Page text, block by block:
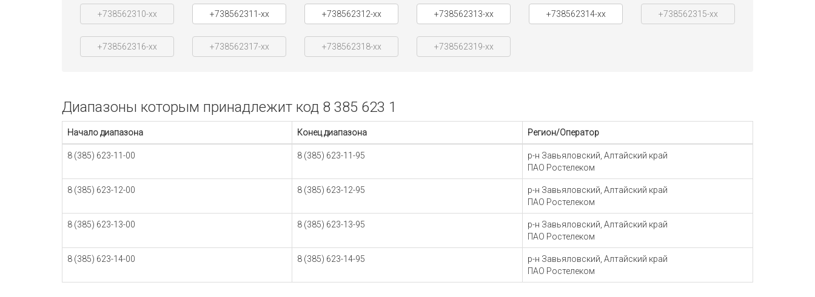
+738562310-xx +738562311-xx +738562312-xx +738562313-xx +738562314-xx +738562315-xx
+738562316-xx +738562317-xx +738562318-xx +738562319-xx
Диапазоны которым принадлежит код 8 385 623 1
Начало диапазона Конец диапазона Регион/Оператор
8 (385) 623-11-00 8 (385) 623-11-95
р-н Завьяловский, Алтайский край
ПАО Ростелеком
8 (385) 623-12-00 8 (385) 623-12-95
р-н Завьяловский, Алтайский край
ПАО Ростелеком
8 (385) 623-13-00 8 (385) 623-13-95
р-н Завьяловский, Алтайский край
ПАО Ростелеком
8 (385) 623-14-00 8 (385) 623-14-95
р-н Завьяловский, Алтайский край
ПАО Ростелеком